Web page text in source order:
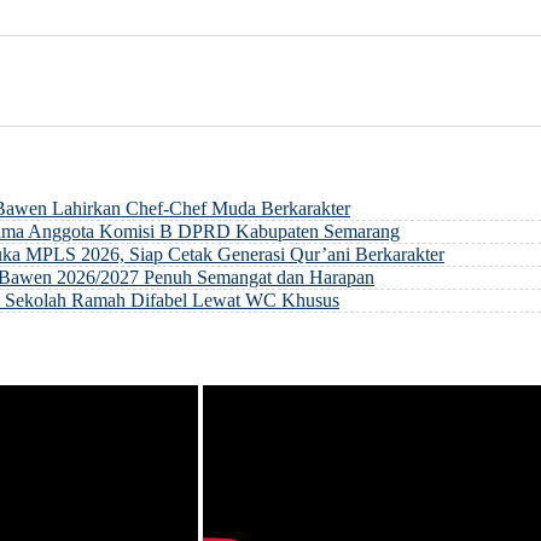
Lahirkan Chef-Chef Muda Berkarakter
Anggota Komisi B DPRD Kabupaten Semarang
MPLS 2026, Siap Cetak Generasi Qur’ani Berkarakter
2026/2027 Penuh Semangat dan Harapan
Ramah Difabel Lewat WC Khusus